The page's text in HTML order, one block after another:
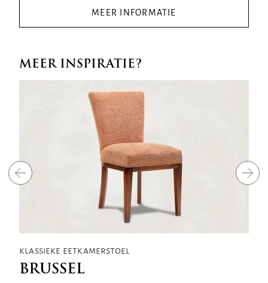
MEER INFORMATIE
MEER INSPIRATIE?
klassieke eetkamerstoel
BRUSSEL